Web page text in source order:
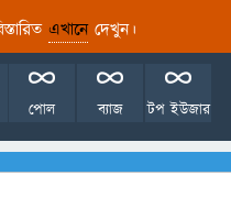
এখানেদেখুন।
টপ ইউজার
ব্যাজ
পোল